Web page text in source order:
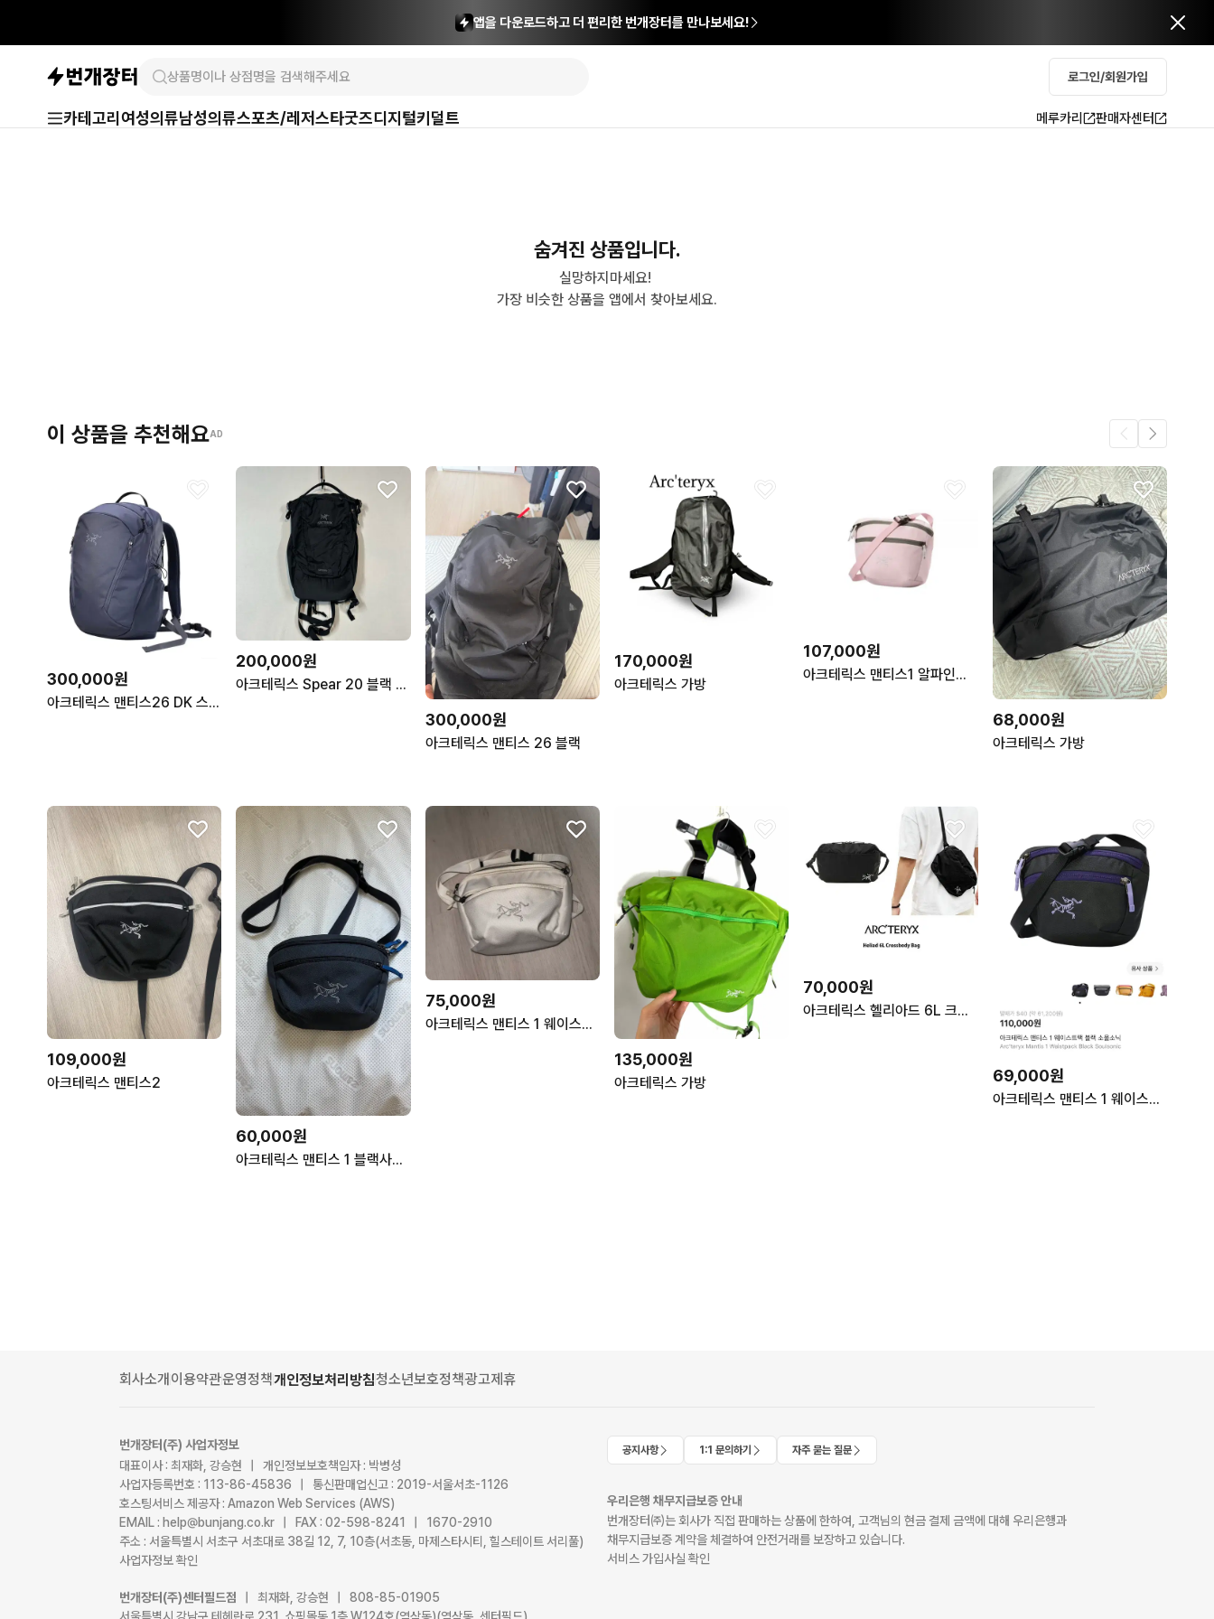
앱을 다운로드하고 더 편리한 번개장터를 만나보세요!
로그인/회원가입
카테고리 여성의류남성의류스포츠/레저스타굿즈디지털키덜트 메루카리 판매자센터
숨겨진 상품입니다.
실망하지마세요!
가장 비슷한 상품을 앱에서 찾아보세요.
이 상품을 추천해요AD
300,000원
아크테릭스 맨티스26 DK 스트라터스
200,000원
아크테릭스 Spear 20 블랙 백팩
300,000원
아크테릭스 맨티스 26 블랙
170,000원
아크테릭스 가방
107,000원
아크테릭스 맨티스1 알파인로즈
68,000원
아크테릭스 가방
109,000원
아크테릭스 맨티스2
60,000원
아크테릭스 맨티스 1 블랙사파이어 바이탈리티
75,000원
아크테릭스 맨티스 1 웨이스트백 아크틱 실크
135,000원
아크테릭스 가방
70,000원
아크테릭스 헬리아드 6L 크로스백 블랙
69,000원
아크테릭스 맨티스 1 웨이스트팩 블랙
회사소개 이용약관운영정책개인정보처리방침청소년보호정책광고제휴
번개장터(주) 사업자정보
대표이사 : 최재화, 강승현 | 개인정보보호책임자 : 박병성
사업자등록번호 : 113-86-45836 | 통신판매업신고 : 2019-서울서초-1126
호스팅서비스 제공자 : Amazon Web Services (AWS)
EMAIL : help@bunjang.co.kr | FAX : 02-598-8241 | 1670-2910
주소 : 서울특별시 서초구 서초대로 38길 12, 7, 10층(서초동, 마제스타시티, 힐스테이트 서리풀)
사업자정보 확인
번개장터(주)센터필드점
| 최재화, 강승현 | 808-85-01905
공지사항 1:1 문의하기 자주 묻는 질문
우리은행 채무지급보증 안내
번개장터㈜는 회사가 직접 판매하는 상품에 한하여, 고객님의 현금 결제 금액에 대해 우리은행과
채무지급보증 계약을 체결하여 안전거래를 보장하고 있습니다.
서비스 가입사실 확인